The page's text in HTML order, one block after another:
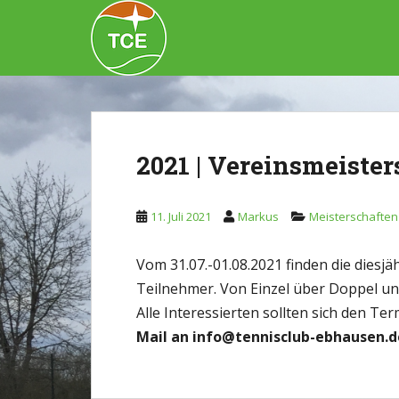
Skip to main content
2021 |
11. Juli 2021 Markus Meisterschaften
Vom 31.07.-01.08.2021 finden die
Teilnehmer. Von Einzel über Doppel
Alle Interessierten sollten sich den
Mail an info@tennisclub-